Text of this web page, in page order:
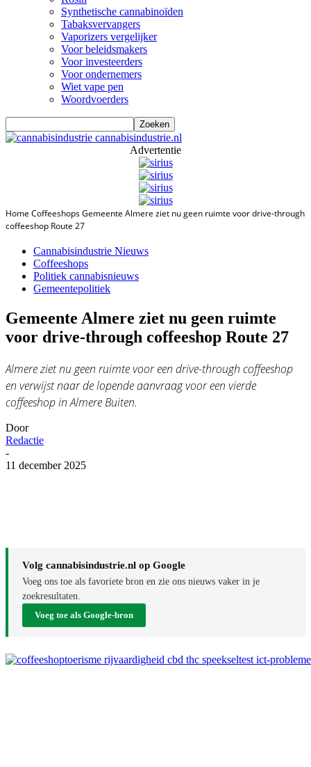
Synthetische cannabinoïden
Tabaksvervangers
Vaporizers vergelijker
Voor beleidsmakers
Voor investeerders
Voor ondernemers
Wiet vape pen
Woordvoerders
cannabisindustrie.nl
Advertentie
Home CoffeeshopsGemeente Almere ziet nu geen ruimte voor drive-through
coffeeshop Route 27
Cannabisindustrie Nieuws
Coffeeshops
Politiek cannabisnieuws
Gemeentepolitiek
Gemeente Almere ziet nu geen ruimte
voor drive-through coffeeshop Route 27
Almere ziet nu geen ruimte voor een drive-through coffeeshop
en verwijst naar de lopende aanvraag voor een vierde
coffeeshop in Almere Buiten.
Door
Redactie
-
11 december 2025
Volg cannabisindustrie.nl op Google
Voeg ons toe als favoriete bron en zie ons nieuws vaker in je
zoekresultaten.
Voeg toe als Google-bron